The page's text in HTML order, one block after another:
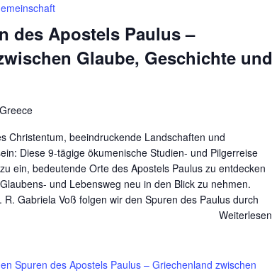
des Apostels Paulus –
Glaube, Geschichte und
Christentum, beeindruckende Landschaften und
Diese 9-tägige ökumenische Studien- und Pilgerreise
ein, bedeutende Orte des Apostels Paulus zu entdecken
und Lebensweg neu in den Blick zu nehmen.
Gabriela Voß folgen wir den Spuren des Paulus durch
Weiterlesen
Spuren des Apostels Paulus – Griechenland zwischen